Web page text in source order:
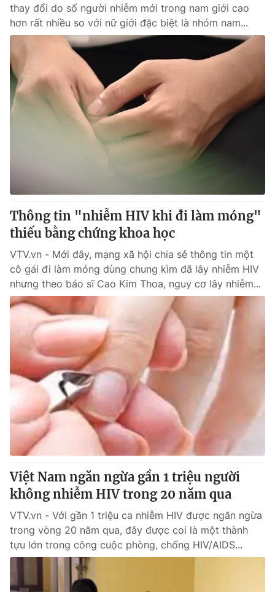
thay đổi do số người nhiễm mới trong nam giới cao
hơn rất nhiều so với nữ giới đặc biệt là nhóm nam...
Thông tin "nhiễm HIV khi đi làm móng"
thiếu bằng chứng khoa học
VTV.vn - Mới đây, mạng xã hội chia sẻ thông tin một
cô gái đi làm móng dùng chung kìm đã lây nhiễm HIV
nhưng theo báo sĩ Cao Kim Thoa, nguy cơ lây nhiễm...
Việt Nam ngăn ngừa gần 1 triệu người
không nhiễm HIV trong 20 năm qua
VTV.vn - Với gần 1 triệu ca nhiễm HIV được ngăn ngừa
trong vòng 20 năm qua, đây được coi là một thành
tựu lớn trong công cuộc phòng, chống HIV/AIDS...